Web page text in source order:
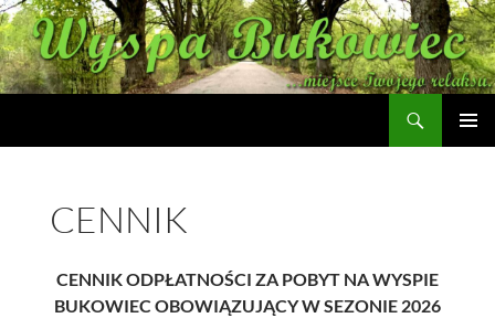
CENNIK
CENNIK ODPŁATNOŚCI ZA POBYT NA WYSPIE
BUKOWIEC OBOWIĄZUJĄCY W SEZONIE 2026